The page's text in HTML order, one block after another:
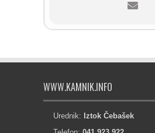
WWW.KAMNIK.INFO
Urednik: Iztok Čebašek